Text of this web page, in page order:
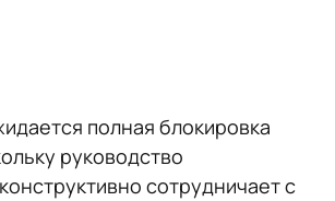
полная блокировка
руководство
сотрудничает с